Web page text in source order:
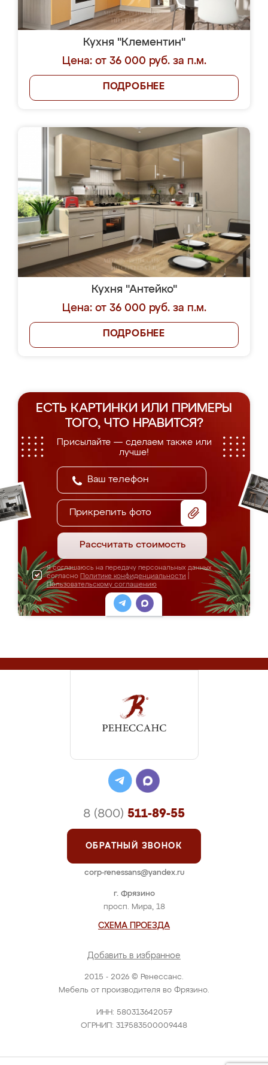
Кухня "Клементин"
Цена: от 36 000 руб. за п.м.
ПОДРОБНЕЕ
Кухня "Антейко"
Цена: от 36 000 руб. за п.м.
ПОДРОБНЕЕ
ЕСТЬ КАРТИНКИ ИЛИ ПРИМЕРЫ
ТОГО, ЧТО НРАВИТСЯ?
Присылайте — сделаем также или
лучше!
Прикрепить фото
Рассчитать стоимость
Я соглашаюсь на передачу персональных данных
согласно Политике конфиденциальности
Пользовательскому соглашению
2015 - 2026 © Ренессанс.
Мебель от производителя во Фрязино.
ИНН: 580313642057
ОГРНИП: 317583500009448
г. Фрязино
просп. Мира, 18
СХЕМА ПРОЕЗДА
Добавить в избранное
8 (800) 511-89-55
ОБРАТНЫЙ ЗВОНОК
corp-renessans@yandex.ru